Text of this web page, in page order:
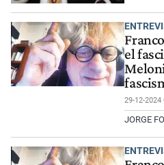
el
29-12-2024
JORGE